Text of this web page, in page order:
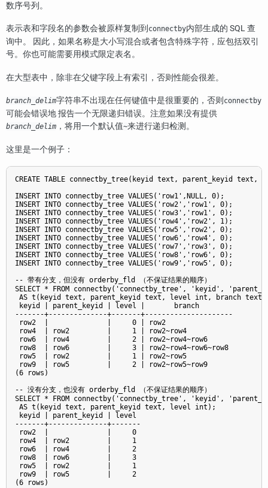
数序号列。
表示表和字段名的参数会被原样复制到 connectby内部生成的 SQL 查
询中。 因此，如果名称是大小写混合或者包含特殊字符，应包括双引
号。你也可能需要用模式限定表名。
在大型表中，除非在父键字段上有索引，否则性能会很差。
branch_delim字符串不出现在任何键值中是很重要的，否则 connectby
可能会错误地 报告一个无限递归错误。注意如果没有提供
branch_delim ，将用一个默认值~来进行递归检测。
这里是一个例子：
CREATE TABLE connectby_tree(keyid text, parent_keyid text,
INSERT INTO connectby_tree VALUES('row1',NULL, 0);
INSERT INTO connectby_tree VALUES('row2','row1', 0);
INSERT INTO connectby_tree VALUES('row3','row1', 0);
INSERT INTO connectby_tree VALUES('row4','row2', 1);
INSERT INTO connectby_tree VALUES('row5','row2', 0);
INSERT INTO connectby_tree VALUES('row6','row4', 0);
INSERT INTO connectby_tree VALUES('row7','row3', 0);
INSERT INTO connectby_tree VALUES('row8','row6', 0);
INSERT INTO connectby_tree VALUES('row9','row5', 0);
-- 带有分支，但没有 orderby_fld （不保证结果的顺序）
SELECT * FROM connectby('connectby_tree', 'keyid',
AS t(keyid text, parent_keyid text, level int, branch
keyid | parent_keyid | level |       branch
-------+--------------+-------+---------------------
row2  |              |     0 | row2
row4  | row2         |     1 | row2~row4
row6  | row4         |     2 | row2~row4~row6
row8  | row6         |     3 | row2~row4~row6~row8
row5  | row2         |     1 | row2~row5
row9  | row5         |     2 | row2~row5~row9
(6 rows)
-- 没有分支，也没有 orderby_fld （不保证结果的顺序）
SELECT * FROM connectby('connectby_tree', 'keyid',
AS t(keyid text, parent_keyid text, level int);
keyid | parent_keyid | level
-------+--------------+-------
row2  |              |     0
row4  | row2         |     1
row6  | row4         |     2
row8  | row6         |     3
row5  | row2         |     1
row9  | row5         |     2
(6 rows)